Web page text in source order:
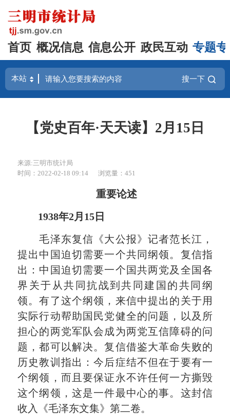
首页 概况信息 信息公开 政民互动 专题
搜一下
【党史百年·天天读】2月15日
来源:三明市统计局
时间：2022-02-18 09:14
浏览量：451
重要论述
1938年2月15日
毛泽东复信《大公报》记者范长江，
提出中国迫切需要一个共同纲领。复信指
出：中国迫切需要一个国共两党及全国各
界关于从共同抗战到共同建国的共同纲
领。有了这个纲领，来信中提出的关于用
实际行动帮助国民党健全的问题，以及所
担心的两党军队会成为两党互信障碍的问
题，都可以解决。复信借鉴大革命失败的
历史教训指出：今后症结不但在于要有一
个纲领，而且要保证永不许任何一方撕毁
这个纲领，这是一件最中心的事。这封信
收入《毛泽东文集》第二卷。